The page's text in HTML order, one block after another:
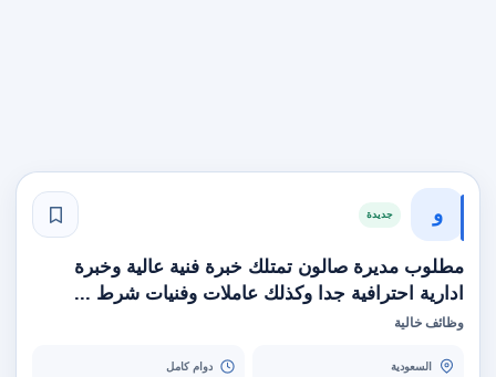
و جديدة
مطلوب مديرة صالون تمتلك خبرة فنية عالية وخبرة
ادارية احترافية جدا وكذلك عاملات وفنيات شرط ...
وظائف خالية
السعودية دوام كامل